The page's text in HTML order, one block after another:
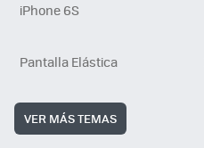
iPhone 6S
Pantalla Elástica
VER MÁS TEMAS